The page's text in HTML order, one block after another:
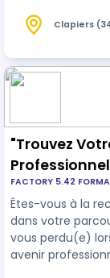
techniques
l'approche de
de façon
Clapiers
"Trouvez
Personnels
FACTORY 5.42
Êtes-vous à la
dans votre
vous perdu(e)
avenir